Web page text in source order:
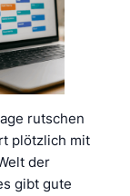
rutschen
plötzlich mit
der
gibt gute